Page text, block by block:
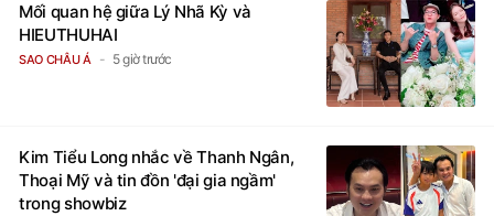
Mối quan hệ giữa Lý Nhã Kỳ và
HIEUTHUHAI
SAO CHÂU Á 5 giờ trước
Kim Tiểu Long nhắc về Thanh Ngân,
Thoại Mỹ và tin đồn 'đại gia ngầm'
trong showbiz